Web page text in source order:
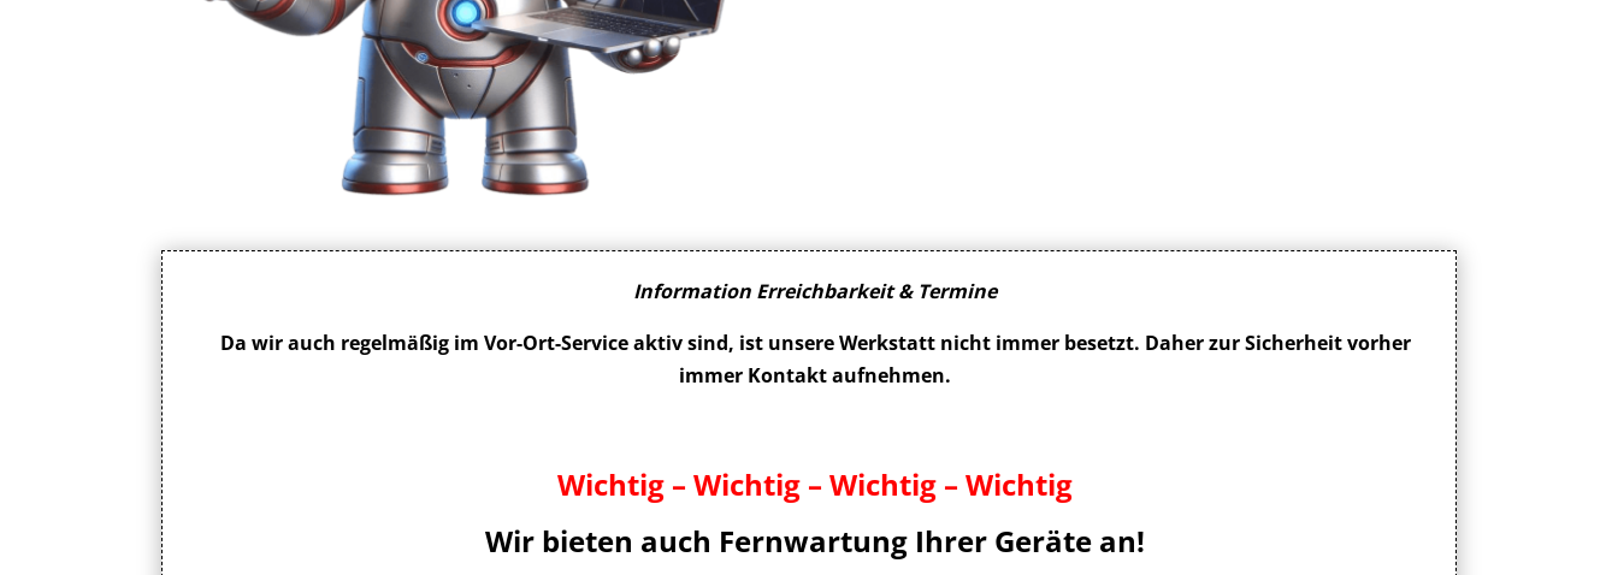
Information Erreichbarkeit & Termine
Da wir auch regelmäßig im Vor-Ort-Service aktiv sind, ist unsere Werkstatt nicht immer besetzt. Daher zur Sicherheit vorher
immer Kontakt aufnehmen.
Wichtig – Wichtig – Wichtig – Wichtig
Wir bieten auch Fernwartung Ihrer Geräte an!